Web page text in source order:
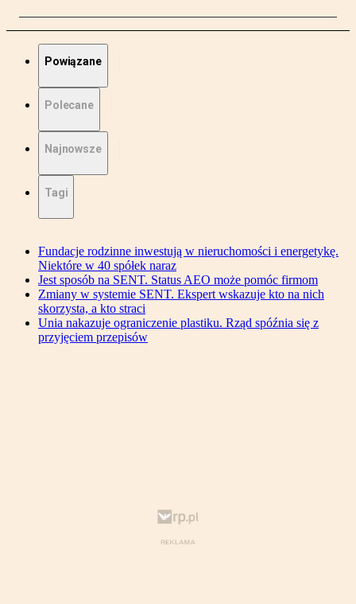
Powiązane
Polecane
Najnowsze
Tagi
Fundacje rodzinne inwestują w nieruchomości i energetykę.
Niektóre w 40 spółek naraz
Jest sposób na SENT. Status AEO może pomóc firmom
Zmiany w systemie SENT. Ekspert wskazuje kto na nich
skorzysta, a kto straci
Unia nakazuje ograniczenie plastiku. Rząd spóźnia się z
przyjęciem przepisów